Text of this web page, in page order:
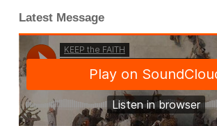
Latest Message